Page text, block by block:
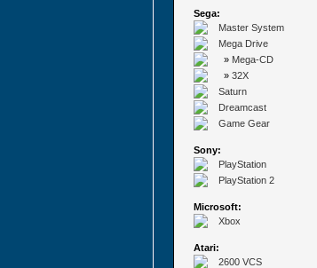
Sega:
Master System
Mega Drive
» Mega-CD
» 32X
Saturn
Dreamcast
Game Gear
Sony:
PlayStation
PlayStation 2
Microsoft:
Xbox
Atari:
2600 VCS